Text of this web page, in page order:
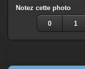
Notez cette photo
0 1